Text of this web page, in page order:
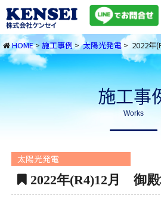
HOME> 施工事例>太陽光発電 > 2022年
施工事
Works
太陽光発電
2022年(R4)12月 御